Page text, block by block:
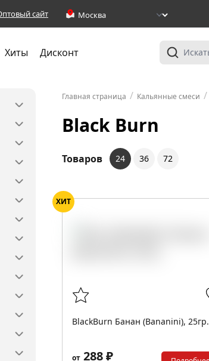
сайт
Хиты Дисконт
Главная страница / Кальянные смеси /
Black Burn
Товаров 24 36 72
ХИТ
BlackBurn Банан (Bananini), 25гр.
от 288 ₽